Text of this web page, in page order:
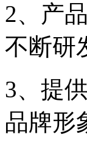
2、产
不断研
3、提
品牌形